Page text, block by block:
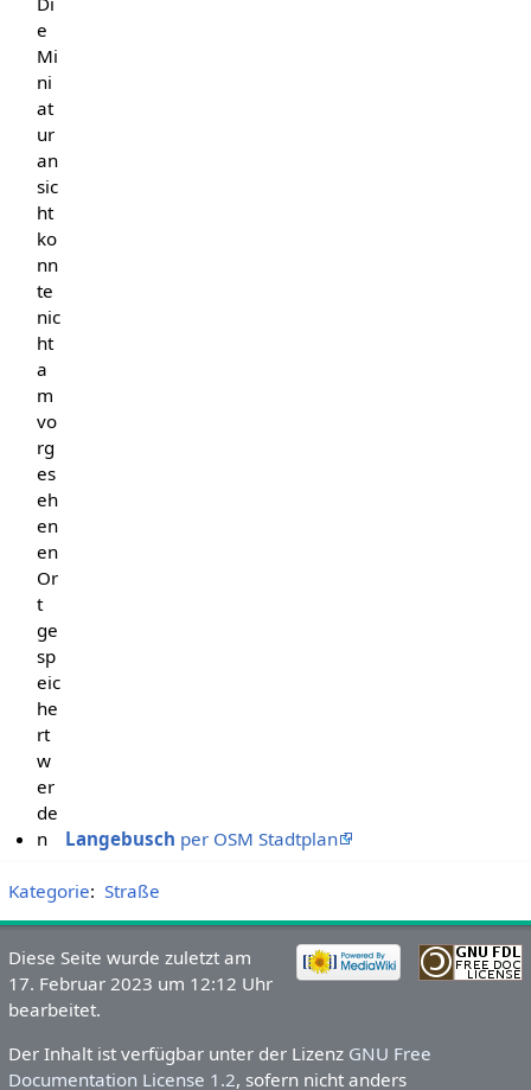
e
Mi
ni
at
ur
an
sic
ht
ko
nn
te
nic
ht
a
m
vo
rg
es
eh
en
en
Or
t
ge
sp
eic
he
rt
w
er
de
n
Langebusch per OSM Stadtplan
Kategorie: Straße
Diese Seite wurde zuletzt am
17. Februar 2023 um 12:12 Uhr
bearbeitet.
Der Inhalt ist verfügbar unter der Lizenz GNU Free
Documentation License 1.2, sofern nicht anders